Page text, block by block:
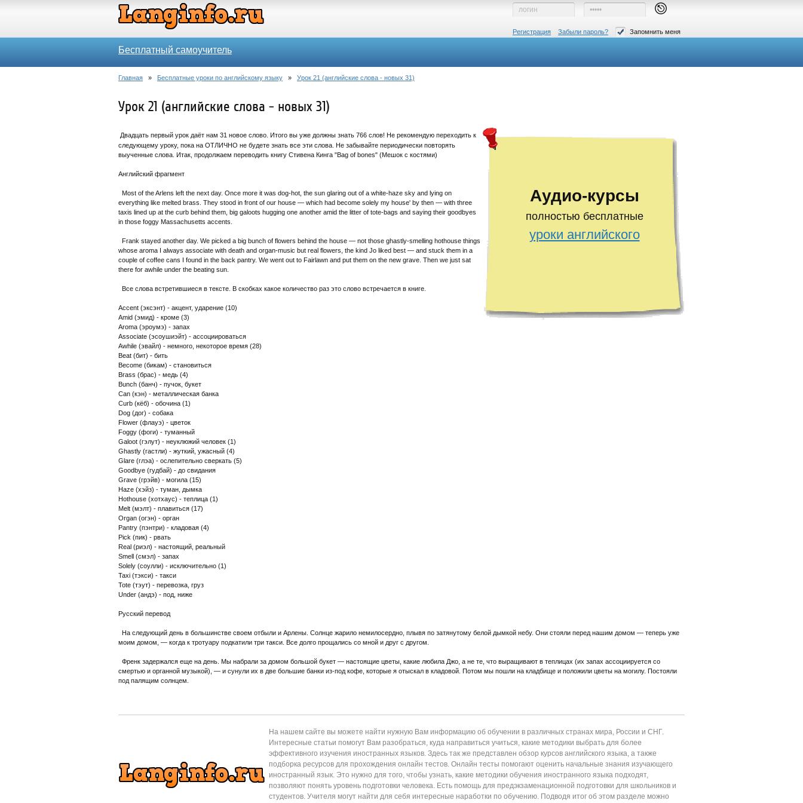
Регистрация Забыли пароль? Запомнить меня
Бесплатный самоучитель
Главная » Бесплатные уроки по английскому языку » Урок 21 (английские слова - новых 31)
Урок 21 (английские слова - новых 31)
Аудио-курсы
полностью бесплатные
уроки английского
Двадцать первый урок даёт нам 31 новое слово. Итого вы уже должны знать 766 слов! Не рекомендую переходить к
следующему уроку, пока на ОТЛИЧНО не будете знать все эти слова. Не забывайте периодически повторять
выученные слова. Итак, продолжаем переводить книгу Стивена Кинга "Bag of bones" (Мешок с костями)
Английский фрагмент
Most of the Arlens left the next day. Once more it was dog-hot, the sun glaring out of a white-haze sky and lying on
everything like melted brass. They stood in front of our house — which had become solely my house' by then — with three
taxis lined up at the curb behind them, big galoots hugging one another amid the litter of tote-bags and saying their goodbyes
in those foggy Massachusetts accents.
Frank stayed another day. We picked a big bunch of flowers behind the house — not those ghastly-smelling hothouse things
whose aroma I always associate with death and organ-music but real flowers, the kind Jo liked best — and stuck them in a
couple of coffee cans I found in the back pantry. We went out to Fairlawn and put them on the new grave. Then we just sat
there for awhile under the beating sun.
Все слова встретившиеся в тексте. В скобках какое количество раз это слово встречается в книге.
Accent (эксэнт) - акцент, ударение (10)
Amid (эмид) - кроме (3)
Aroma (эроумэ) - запах
Associate (эсоушиэйт) - ассоциироваться
Awhile (эвайл) - немного, некоторое время (28)
Beat (бит) - бить
Become (бикам) - становиться
Brass (брас) - медь (4)
Bunch (банч) - пучок, букет
Can (кэн) - металлическая банка
Curb (кёб) - обочина (1)
Dog (дог) - собака
Flower (флауэ) - цветок
Foggy (фоги) - туманный
Galoot (гэлут) - неуклюжий человек (1)
Ghastly (гастли) - жуткий, ужасный (4)
Glare (глэа) - ослепительно сверкать (5)
Goodbye (гудбай) - до свидания
Grave (грэйв) - могила (15)
Haze (хэйз) - туман, дымка
Hothouse (хотхаус) - теплица (1)
Melt (мэлт) - плавиться (17)
Organ (огэн) - орган
Pantry (пэнтри) - кладовая (4)
Pick (пик) - рвать
Real (риэл) - настоящий, реальный
Smell (смэл) - запах
Solely (соулли) - исключительно (1)
Taxi (тэкси) - такси
Tote (тэут) - перевозка, груз
Under (андэ) - под, ниже
Русский перевод
На следующий день в большинстве своем отбыли и Арлены. Солнце жарило немилосердно, плывя по затянутому белой дымкой небу. Они стояли перед нашим домом — теперь уже
моим домом, — когда к тротуару подкатили три такси. Все долго прощались со мной и друг с другом.
Френк задержался еще на день. Мы набрали за домом большой букет — настоящие цветы, какие любила Джо, а не те, что выращивают в теплицах (их запах ассоциируется со
смертью и органной музыкой), — и сунули их в две большие банки из-под кофе, которые я отыскал в кладовой. Потом мы пошли на кладбище и положили цветы на могилу. Постояли
под палящим солнцем.
На нашем сайте вы можете найти нужную Вам информацию об обучении в различных странах мира, России и СНГ.
Интересные статьи помогут Вам разобраться, куда направиться учиться, какие методики выбрать для более
эффективного изучения иностранных языков. Здесь так же представлен обзор курсов английского языка, а также
подборка ресурсов для прохождения онлайн тестов. Онлайн тесты помогают оценить начальные знания изучающего
иностранный язык. Это нужно для того, чтобы узнать, какие методики обучения иностранного языка подходят,
позволяют понять уровень подготовки человека. Есть помощь для предэкзаменационной подготовки для школьников и
студентов. Учителя могут найти для себя интересные наработки по обучению. Подводя итог об этом разделе можно